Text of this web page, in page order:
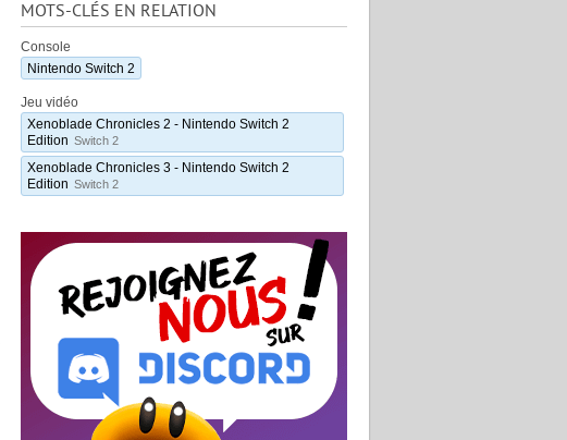
MOTS-CLÉS EN RELATION
Console
Nintendo Switch 2
Jeu vidéo
Xenoblade Chronicles 2 - Nintendo Switch 2
Edition Switch 2
Xenoblade Chronicles 3 - Nintendo Switch 2
Edition Switch 2